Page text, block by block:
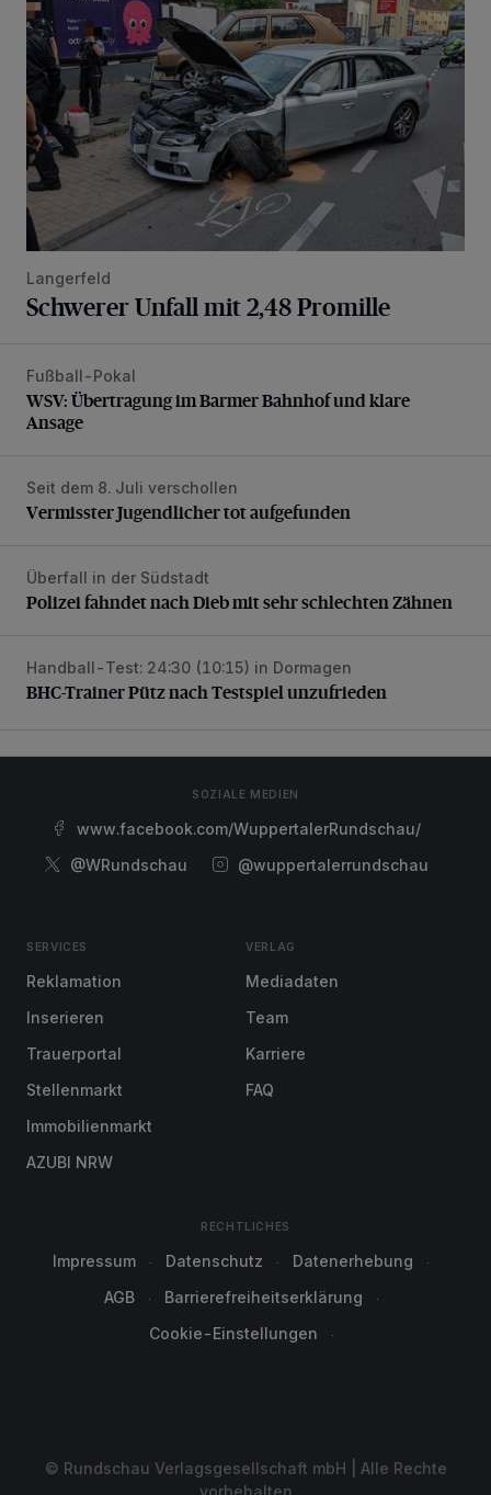
Langerfeld
Schwerer Unfall mit 2,48 Promille
WSV: Übertragung im Barmer Bahnhof und klare Ansage
Fußball-Pokal
WSV: Übertragung im Barmer Bahnhof und klare
Ansage
Vermisster Jugendlicher tot aufgefunden
Seit dem 8. Juli verschollen
Vermisster Jugendlicher tot aufgefunden
Polizei fahndet nach Dieb mit sehr schlechten Zähnen
Überfall in der Südstadt
Polizei fahndet nach Dieb mit sehr schlechten Zähnen
BHC-Trainer Pütz nach Testspiel unzufrieden
Handball-Test: 24:30 (10:15) in Dormagen
BHC-Trainer Pütz nach Testspiel unzufrieden
SOZIALE MEDIEN
www.facebook.com/WuppertalerRundschau/
@WRundschau
@wuppertalerrundschau
SERVICES
Reklamation
Inserieren
Trauerportal
Stellenmarkt
Immobilienmarkt
AZUBI NRW
VERLAG
Mediadaten
Team
Karriere
FAQ
RECHTLICHES
Impressum Datenschutz
Datenerhebung
AGB
Barrierefreiheitserklärung
Cookie-Einstellungen
© Rundschau Verlagsgesellschaft mbH | Alle Rechte
vorbehalten